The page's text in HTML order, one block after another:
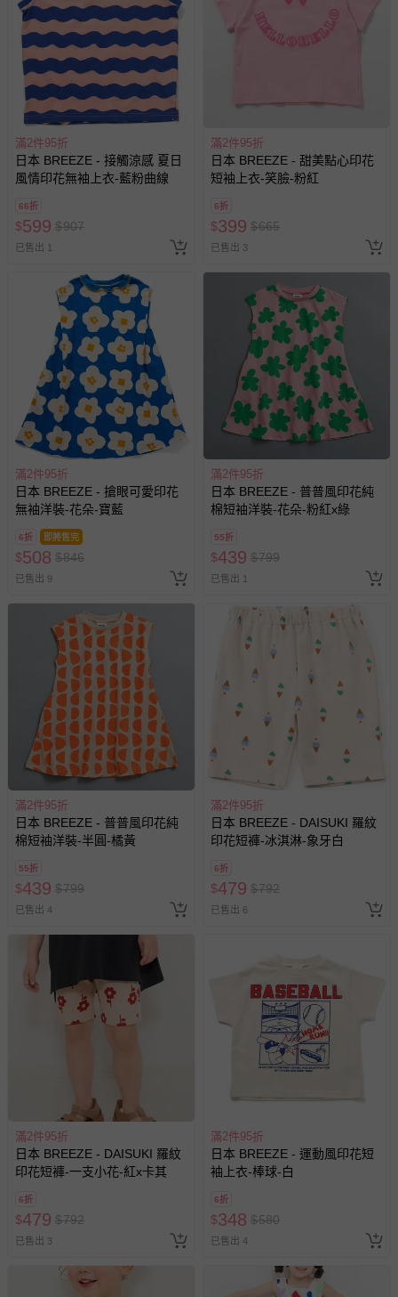
新費用）。
經消費者拆封之影音商品或電腦軟體（例如 DVD、CD
等）。
非以有形媒介提供之數位內容或一經提供即為完成之線
上服務，經消費者事先同意始提供（例如線上課程、遊
戲或活動點數等）。
已拆封之以下類型商品：
-個人衛生用品（例如尿布、貼身衣物、泳裝、襪子、地
-新生兒親膚衣物（嬰幼兒包巾與背巾、包屁衣、學習
褲、紗布衣等）。
-接觸性孕哺產品（奶嘴、奶瓶、擠乳器、哺乳衣、托腹
帶束縛衣、餐搖椅等）。
-其他原廠盒裝商品封口處已貼上「不可拆封」，或具警
示字句等說明貼紙、封條者。
國際航空、客運、訂房等服務。
相關的退換貨辦理流程，可詳見： 退換貨 & 退款問題
其他常見問題：
運送服務：目前提供的運送僅限台灣本島。如您位於離島地
區，可能會無法配送，或須依據商品需加收離島運費。廠商
亦保留出貨與否的權利。離島、偏遠地區、樓層親送等加價
商品實際的配達日期，可於訂單個人資料內的查詢訂單內，
已出貨通知之訊息為主。
情形，您可申請更換新品或退貨，請見：
退貨的辦理流程
若您對於會員帳號、商品訂購與資訊、購物流程、付款方
式、折價券與購物金的使用、退貨及商品運送方式等有疑
問，你可詳見：媽咪愛客服中心 。
預購商品：預購為海外同步代購，遇缺貨即會通知媽咪並協
助取消退款事宜。
商品如因「價格、組合」等錯誤原因，導致無法安排出貨，
會主動以簡訊及mail通知訂單取消事宜，並將提供適當補
償。
滿2件95折
日本 BREEZE - 接觸涼感 夏日
風情印花無袖上衣-藍粉曲線
66折
$599 $907
已售出 1
滿2件95折
日本 BREEZE - 甜美點心印花
短袖上衣-笑臉-粉紅
6折
$399 $665
已售出 3
滿2件95折
日本 BREEZE - 搶眼可愛印花
無袖洋裝-花朵-寶藍
6折 即將售完
$508 $846
已售出 9
滿2件95折
日本 BREEZE - 普普風印花純
棉短袖洋裝-花朵-粉紅x綠
55折
$439 $799
已售出 1
滿2件95折
日本 BREEZE - 普普風印花純
棉短袖洋裝-半圓-橘黃
55折
$439 $799
已售出 4
滿2件95折
日本 BREEZE - DAISUKI 羅紋
印花短褲-冰淇淋-象牙白
6折
$479 $792
已售出 6
滿2件95折
日本 BREEZE - DAISUKI 羅紋
印花短褲-一支小花-紅x卡其
6折
$479 $792
已售出 3
滿2件95折
日本 BREEZE - 運動風印花短
袖上衣-棒球-白
6折
$348 $580
已售出 4